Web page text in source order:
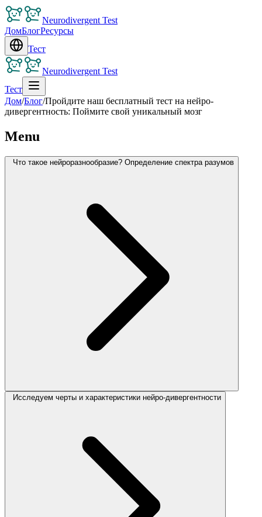
Neurodivergent Test
ДомБлогРесурсы
Тест
Neurodivergent Test
Тест
Дом/Блог/Пройдите наш бесплатный тест на нейро-
дивергентность: Поймите свой уникальный мозг
Menu
Что такое нейроразнообразие? Определение спектра разумов
Исследуем черты и характеристики нейро-дивергентности